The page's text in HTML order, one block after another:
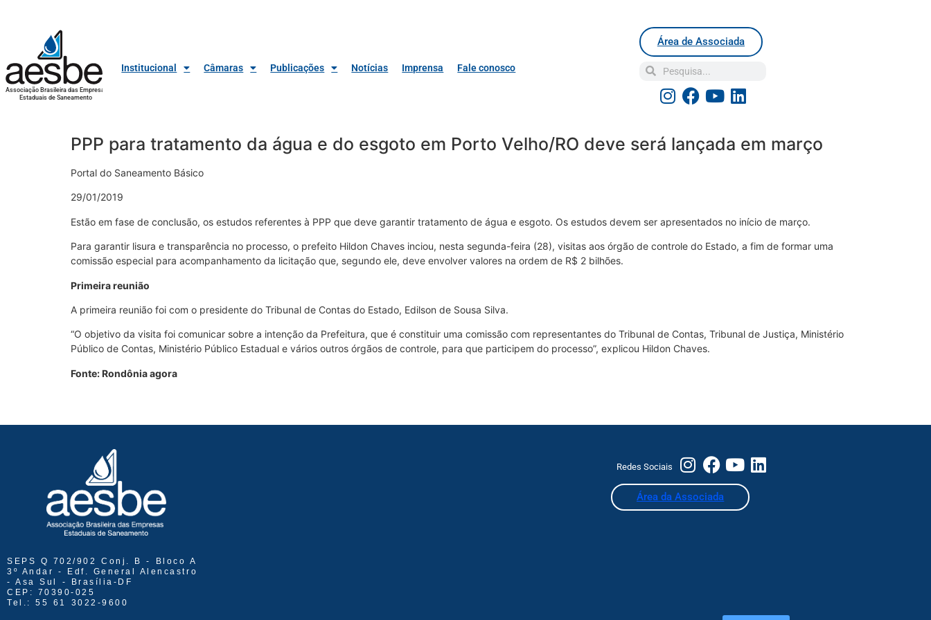
Associação Brasileira das Empresas
Estaduais de Saneamento
Institucional Câmaras Publicações Notícias Imprensa Fale conosco
Área de Associada
PPP para tratamento da água e do esgoto em Porto Velho/RO deve será lançada em março
Portal do Saneamento Básico
29/01/2019
Estão em fase de conclusão, os estudos referentes à PPP que deve garantir tratamento de água e esgoto. Os estudos devem ser apresentados no início de março.
Para garantir lisura e transparência no processo, o prefeito Hildon Chaves inciou, nesta segunda-feira (28), visitas aos órgão de controle do Estado, a fim de formar uma
comissão especial para acompanhamento da licitação que, segundo ele, deve envolver valores na ordem de R$ 2 bilhões.
Primeira reunião
A primeira reunião foi com o presidente do Tribunal de Contas do Estado, Edilson de Sousa Silva.
“O objetivo da visita foi comunicar sobre a intenção da Prefeitura, que é constituir uma comissão com representantes do Tribunal de Contas, Tribunal de Justiça, Ministério
Público de Contas, Ministério Público Estadual e vários outros órgãos de controle, para que participem do processo”, explicou Hildon Chaves.
Fonte: Rondônia agora
SEPS Q 702/902 Conj. B - Bloco A
3º Andar - Edf. General Alencastro
- Asa Sul - Brasília-DF
CEP: 70390-025
Tel.: 55 61 3022-9600
Redes Sociais
Área da Associada